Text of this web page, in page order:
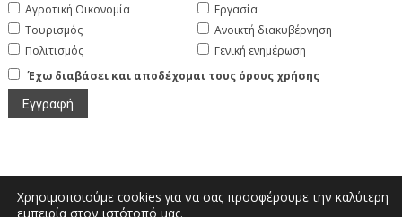
Αγροτική Οικονομία
Τουρισμός
Πολιτισμός
Εργασία
Ανοικτή διακυβέρνηση
Γενική ενημέρωση
Έχω διαβάσει και αποδέχομαι τους όρους χρήσης
Χρησιμοποιούμε cookies για να σας προσφέρουμε την καλύτερη
εμπειρία στον ιστότοπό μας.